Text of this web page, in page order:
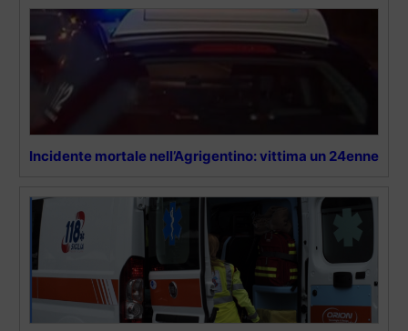
Incidente mortale nell’Agrigentino: vittima un 24enne